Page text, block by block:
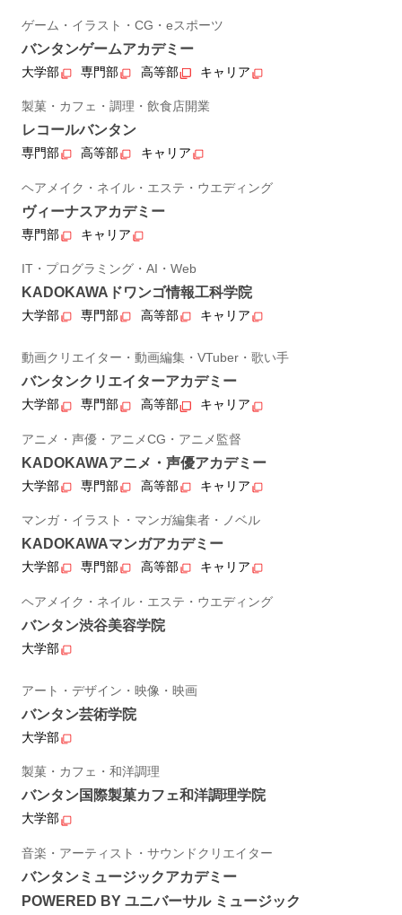
ゲーム・イラスト・CG・eスポーツ
バンタンゲームアカデミー
大学部 専門部 高等部 キャリア
製菓・カフェ・調理・飲食店開業
レコールバンタン
専門部 高等部 キャリア
ヘアメイク・ネイル・エステ・ウエディング
ヴィーナスアカデミー
専門部 キャリア
IT・プログラミング・AI・Web
KADOKAWAドワンゴ情報工科学院
大学部 専門部 高等部 キャリア
動画クリエイター・動画編集・VTuber・歌い手
バンタンクリエイターアカデミー
大学部 専門部 高等部 キャリア
アニメ・声優・アニメCG・アニメ監督
KADOKAWAアニメ・声優アカデミー
大学部 専門部 高等部 キャリア
マンガ・イラスト・マンガ編集者・ノベル
KADOKAWAマンガアカデミー
大学部 専門部 高等部 キャリア
ヘアメイク・ネイル・エステ・ウエディング
バンタン渋谷美容学院
大学部
アート・デザイン・映像・映画
バンタン芸術学院
大学部
製菓・カフェ・和洋調理
バンタン国際製菓カフェ和洋調理学院
大学部
音楽・アーティスト・サウンドクリエイター
バンタンミュージックアカデミー
POWERED BY ユニバーサル ミュージック